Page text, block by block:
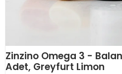
Zinzino Omega 3 -
Adet, Greyfurt Limon